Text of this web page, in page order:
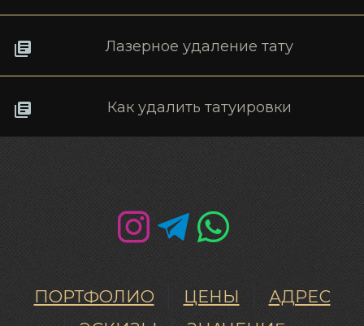
Лазерное удаление тату
Как удалить татуировки
ПОРТФОЛИО ЦЕНЫ
АДРЕС